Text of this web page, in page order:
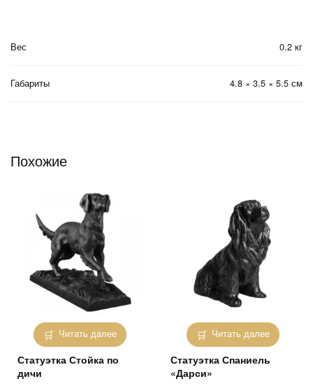
Вес 0.2 кг
Габариты 4.8 × 3.5 × 5.5 см
Похожие
Читать далее
Статуэтка Стойка по
дичи
Читать далее
Статуэтка Спаниель
«Дарси»